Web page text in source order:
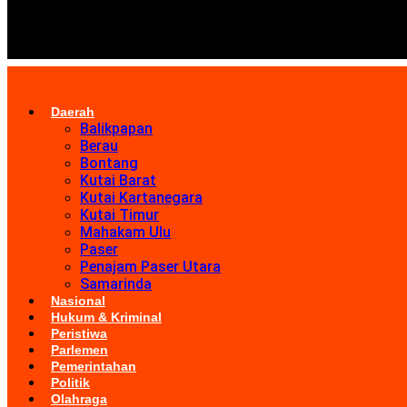
Daerah
Balikpapan
Berau
Bontang
Kutai Barat
Kutai Kartanegara
Kutai Timur
Mahakam Ulu
Paser
Penajam Paser Utara
Samarinda
Nasional
Hukum & Kriminal
Peristiwa
Parlemen
Pemerintahan
Politik
Olahraga